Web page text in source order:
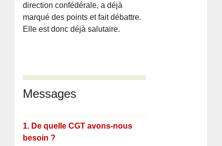
direction confédérale, a déjà
marqué des points et fait débattre.
Elle est donc déjà salutaire.
Messages
1. De quelle CGT avons-nous
besoin ?